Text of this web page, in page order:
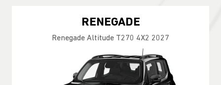
RENEGADE
Renegade Altitude T270 4X2 2027